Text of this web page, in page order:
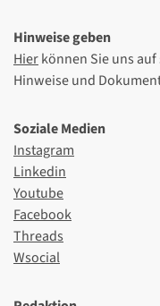
Hinweise geben
Hierkönnen Sie uns
Hinweise und
Soziale Medien
Instagram
Linkedin
Youtube
Facebook
Threads
Wsocial